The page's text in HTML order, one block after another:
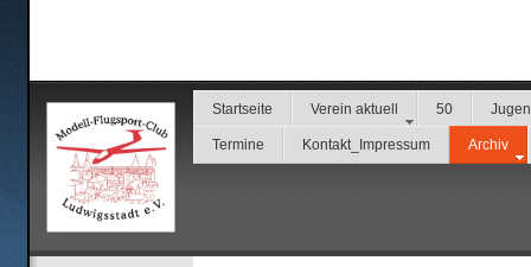
Startseite Verein aktuell 50
Termine Kontakt_Impressum Archiv